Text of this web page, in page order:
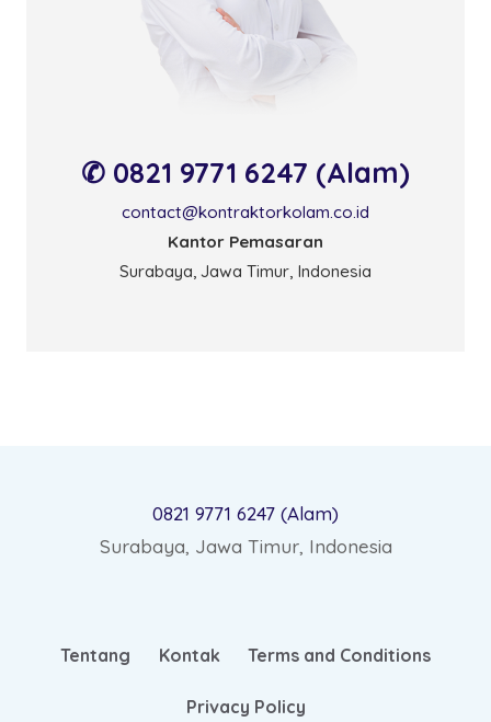
✆ 0821 9771 6247 (Alam)
contact@kontraktorkolam.co.id
Kantor Pemasaran
Surabaya, Jawa Timur, Indonesia
0821 9771 6247 (Alam)
Surabaya, Jawa Timur, Indonesia
Tentang Kontak Terms and Conditions
Privacy Policy